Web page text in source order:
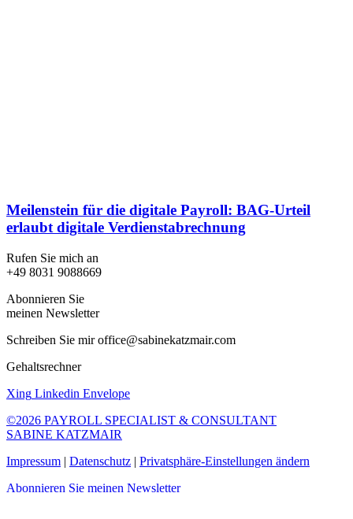
Meilenstein für die digitale Payroll: BAG-Urteil
erlaubt digitale Verdienstabrechnung
Rufen Sie mich an
+49 8031 9088669
Abonnieren Sie
meinen Newsletter
Schreiben Sie mir office@sabinekatzmair.com
Gehaltsrechner
Xing Linkedin Envelope
©2026 PAYROLL SPECIALIST & CONSULTANT
SABINE KATZMAIR
Impressum | Datenschutz | Privatsphäre-Einstellungen ändern
Abonnieren Sie meinen Newsletter